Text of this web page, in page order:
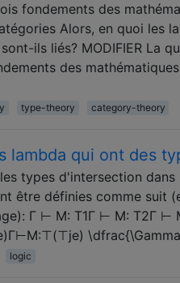
fondements des
Alors, en quoi les
ils liés? MODIFIER La
des
type-theory category-theory
lambda qui ont des
types d'intersection
être définies comme suit
Γ ⊢ M: T1Γ ⊢ M: T2Γ
logic